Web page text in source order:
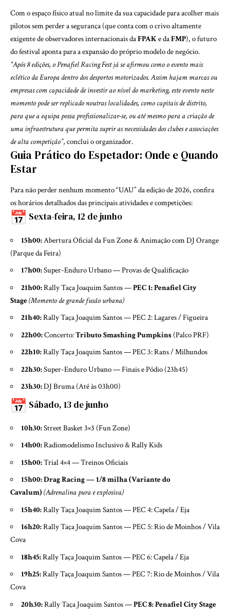
Com o espaço físico atual no limite da sua capacidade para acolher mais
pilotos sem perder a segurança (que conta com o crivo altamente
exigente de observadores internacionais daFPAKe daFMP), o futuro
do festival aponta para a expansão do próprio modelo de negócio.
“Após 8 edições, o Penafiel Racing Fest já se afirmou como o evento mais
eclético da Europa dentro dos desportos motorizados. Assim hajam marcas ou
empresas com capacidade de investir ao nível do marketing, este evento neste
momento pode ser replicado noutras localidades, como capitais de distrito,
para que a equipa possa profissionalizar-se, ou até mesmo para a criação de
uma infraestrutura que permita suprir as necessidades dos clubes e associações
de alta competição”, conclui o organizador.
Guia Prático do Espetador: Onde e Quando
Estar
Para não perder nenhum momento “UAU” da edição de 2026, confira
os horários detalhados das principais atividades e competições:
Sexta-feira, 12 de junho
15h00:Abertura Oficial da Fun Zone & Animação com DJ Orange
(Parque da Feira)
17h00:Super-Enduro Urbano — Provas de Qualificação
21h00:Rally Taça Joaquim Santos —PEC 1: Penafiel City
Stage(Momento de grande fusão urbana)
21h40:Rally Taça Joaquim Santos — PEC 2: Lagares / Figueira
22h00:Concerto:Tributo Smashing Pumpkins (Palco PRF)
22h10:Rally Taça Joaquim Santos — PEC 3: Rans / Milhundos
22h30:Super-Enduro Urbano — Finais e Pódio (23h45)
23h30:DJ Bruma (Até às 03h00)
Sábado, 13 de junho
10h30:Street Basket 3×3 (Fun Zone)
14h00:Radiomodelismo Inclusivo & Rally Kids
15h00:Trial 4×4 — Treinos Oficiais
15h00:Drag Racing — 1/8 milha (Variante do
Cavalum) (Adrenalina pura e explosiva)
15h40:Rally Taça Joaquim Santos — PEC 4: Capela / Eja
16h20:Rally Taça Joaquim Santos — PEC 5: Rio de Moinhos / Vila
Cova
18h45:Rally Taça Joaquim Santos — PEC 6: Capela / Eja
19h25:Rally Taça Joaquim Santos — PEC 7: Rio de Moinhos / Vila
Cova
20h30:Rally Taça Joaquim Santos —PEC 8: Penafiel City Stage